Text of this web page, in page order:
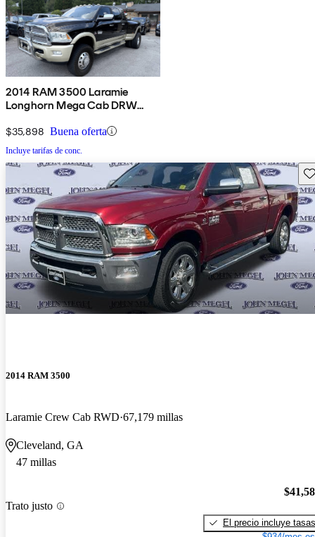
2014 RAM 3500 Laramie
Longhorn Mega Cab DRW
$35,898 Buena oferta
Incluye tarifas de conc.
2014 RAM 3500
Laramie Crew Cab RWD 67,179 millas
Cleveland, GA
47 millas
Trato justo
El precio incluye tasas